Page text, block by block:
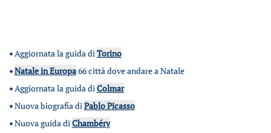
•Aggiornata la guida diTorino
•Natale in Europa66 città dove andare a Natale
•Aggiornata la guida diColmar
•Nuova biografia diPablo Picasso
•Nuova guida diChambéry